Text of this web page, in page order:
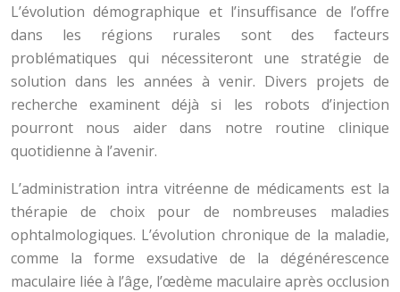
L’évolution démographique et l’insuffisance de l’offre
dans les régions rurales sont des facteurs
problématiques qui nécessiteront une stratégie de
solution dans les années à venir. Divers projets de
recherche examinent déjà si les robots d’injection
pourront nous aider dans notre routine clinique
quotidienne à l’avenir.
L’administration intra vitréenne de médicaments est la
thérapie de choix pour de nombreuses maladies
ophtalmologiques. L’évolution chronique de la maladie,
comme la forme exsudative de la dégénérescence
maculaire liée à l’âge, l’œdème maculaire après occlusion